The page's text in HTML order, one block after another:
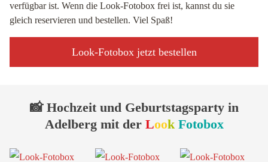
verfügbar ist. Wenn die Look-Fotobox frei ist, kannst du sie
gleich reservieren und bestellen. Viel Spaß!
Look-Fotobox jetzt bestellen
📸 Hochzeit und Geburtstagsparty in
Adelberg mit der Look Fotobox